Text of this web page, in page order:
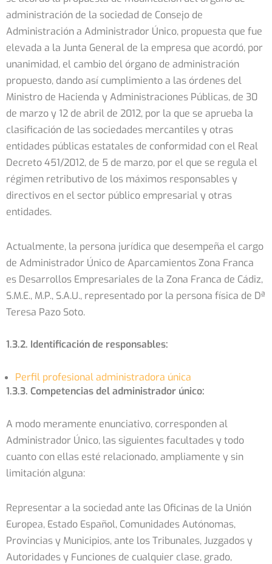
administración de la sociedad de Consejo de
Administración a Administrador Único, propuesta que fue
elevada a la Junta General de la empresa que acordó, por
unanimidad, el cambio del órgano de administración
propuesto, dando así cumplimiento a las órdenes del
Ministro de Hacienda y Administraciones Públicas, de 30
de marzo y 12 de abril de 2012, por la que se aprueba la
clasificación de las sociedades mercantiles y otras
entidades públicas estatales de conformidad con el Real
Decreto 451/2012, de 5 de marzo, por el que se regula el
régimen retributivo de los máximos responsables y
directivos en el sector público empresarial y otras
entidades.
Actualmente, la persona jurídica que desempeña el cargo
de Administrador Único de Aparcamientos Zona Franca
es Desarrollos Empresariales de la Zona Franca de Cádiz,
S.M.E., M.P., S.A.U., representado por la persona física de Dª
Teresa Pazo Soto.
1.3.2. Identificación de responsables:
Perfil profesional administradora única
1.3.3. Competencias del administrador único:
A modo meramente enunciativo, corresponden al
Administrador Único, las siguientes facultades y todo
cuanto con ellas esté relacionado, ampliamente y sin
limitación alguna:
Representar a la sociedad ante las Oficinas de la Unión
Europea, Estado Español, Comunidades Autónomas,
Provincias y Municipios, ante los Tribunales, Juzgados y
Autoridades y Funciones de cualquier clase, grado,